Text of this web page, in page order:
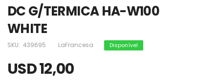
DC G/TERMICA HA-W100
WHITE
SKU: 439695 LaFrancesa Disponível
USD 12,00